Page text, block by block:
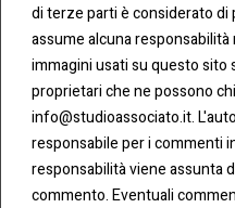
di terze parti è considerato di
assume alcuna
immagini usati su questo
proprietari che ne possono
info@studioassociato.it.
responsabile per i commenti
responsabilità viene assunta
commento. Eventuali